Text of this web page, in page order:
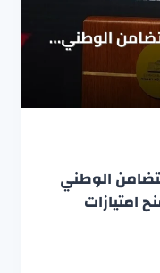
الوطني
امتيازات